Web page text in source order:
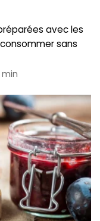
avec les
sans